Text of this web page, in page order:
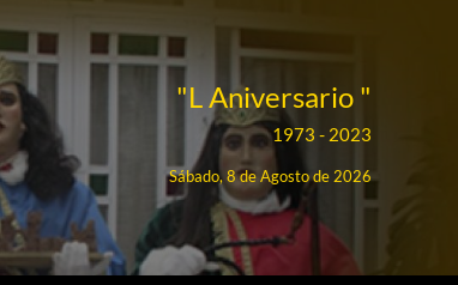
"L Aniversario "
1973 - 2023
Sábado, 8 de Agosto de 2026